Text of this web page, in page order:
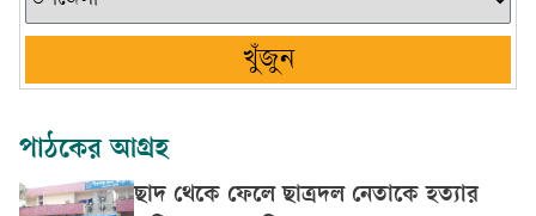
খুঁজুন
পাঠকের আগ্রহ
ছাদ থেকে ফেলে ছাত্রদল নেতাকে হত্যার